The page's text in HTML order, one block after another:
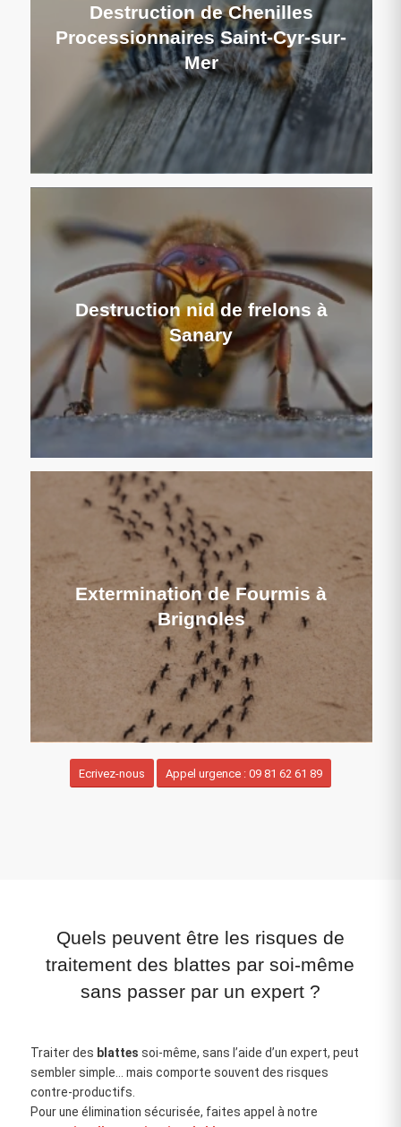
Destruction de Chenilles
Processionnaires Saint-Cyr-sur-
Mer
Destruction nid de frelons à
Sanary
Extermination de Fourmis à
Brignoles
Ecrivez-nous Appel urgence : 09 81 62 61 89
Quels peuvent être les risques de
traitement des blattes par soi-même
sans passer par un expert ?
Traiter des blattes soi‑même, sans l’aide d’un expert, peut
sembler simple… mais comporte souvent des risques
contre‑productifs.
Pour une élimination sécurisée, faites appel à notre